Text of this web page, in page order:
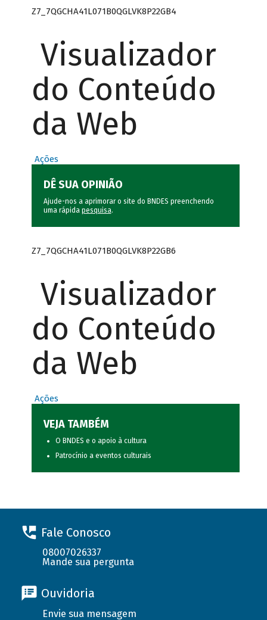
Z7_7QGCHA41L071B0QGLVK8P22GB4
Visualizador
do Conteúdo
da Web
Ações
DÊ SUA OPINIÃO
Ajude-nos a aprimorar o site do BNDES preenchendo
uma rápida pesquisa.
Z7_7QGCHA41L071B0QGLVK8P22GB6
Visualizador
do Conteúdo
da Web
Ações
VEJA TAMBÉM
O BNDES e o apoio à cultura
Patrocínio a eventos culturais
Fale Conosco
08007026337
Mande sua pergunta
Ouvidoria
Envie sua mensagem